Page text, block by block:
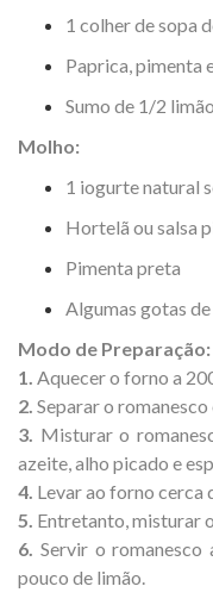
1 colher de sopa
Paprica, pimenta
Sumo de 1/2 limão
Molho:
1 iogurte natural
Hortelã ou salsa
Pimenta preta
Algumas gotas
Modo de Preparação:
1. Aquecer o forno a
2. Separar o
3. Misturar o
azeite, alho picado e
4. Levar ao forno cerca
5. Entretanto, misturar
6. Servir o
pouco de limão.